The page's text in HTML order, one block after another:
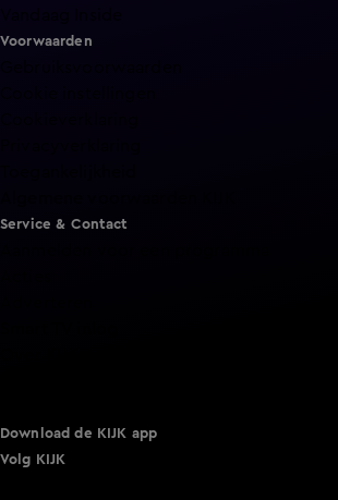
Voorwaarden
Service & Contact
Download de KIJK app
Volg KIJK